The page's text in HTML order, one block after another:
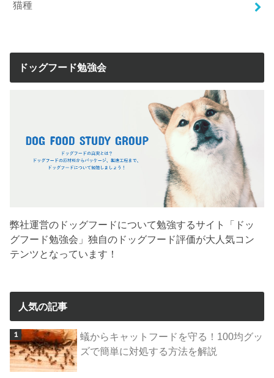
猫種
ドッグフード勉強会
弊社運営のドッグフードについて勉強するサイト「ドッ
グフード勉強会」独自のドッグフード評価が大人気コン
テンツとなっています！
人気の記事
蟻からキャットフードを守る！100均グッ
ズで簡単に対処する方法を解説